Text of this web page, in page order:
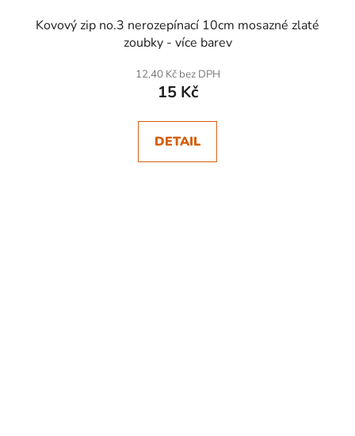
Kovový zip no.3 nerozepínací 10cm mosazné zlaté
zoubky - více barev
12,40 Kč bez DPH
15 Kč
DETAIL